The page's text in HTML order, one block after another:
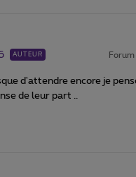
AUTEUR
d'attendre encore je
de leur part ..